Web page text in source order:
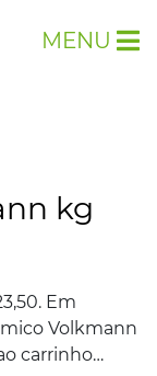
MENU
kg
Em
Volkmann
carrinho…